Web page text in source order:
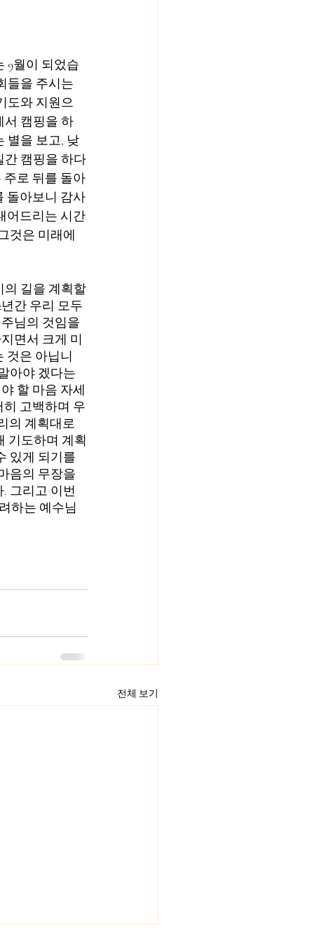
9월이 되었습
들을 주시는
도와 지원으
서 캠핑을 하
별을 보고, 낮
간 캠핑을 하다
로 뒤를 돌아
돌아보니 감사
어드리는 시간
것은 미래에
의 길을 계획할
간 우리 모두
님의 것임을
면서 크게 미
것은 아닙니
아야 겠다는
할 마음 자세
고백하며 우
의 계획대로
기도하며 계획
있게 되기를
음의 무장을
그리고 이번
하는 예수님
전체 보기